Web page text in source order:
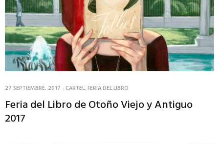
27 SEPTIEMBRE, 2017 - CARTEL,FERIA DEL LIBRO
Feria del Libro de Otoño Viejo y Antiguo
2017